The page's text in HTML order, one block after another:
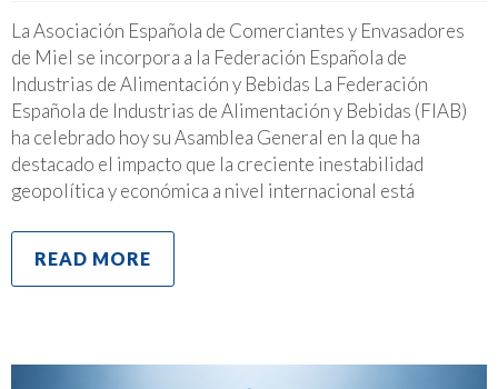
La Asociación Española de Comerciantes y Envasadores
de Miel se incorpora a la Federación Española de
Industrias de Alimentación y Bebidas La Federación
Española de Industrias de Alimentación y Bebidas (FIAB)
ha celebrado hoy su Asamblea General en la que ha
destacado el impacto que la creciente inestabilidad
geopolítica y económica a nivel internacional está
READ MORE